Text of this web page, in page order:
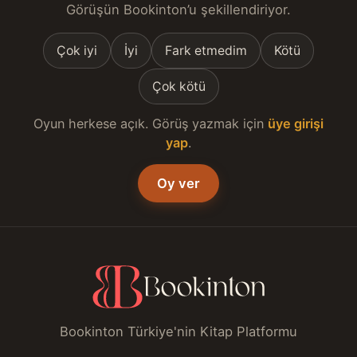
Görüşün Bookinton’u şekillendiriyor.
Çok iyi İyi Fark etmedim Kötü
Çok kötü
Oyun herkese açık. Görüş yazmak için üye girişi
yap.
Oy ver
Bookinton Türkiye'nin Kitap Platformu